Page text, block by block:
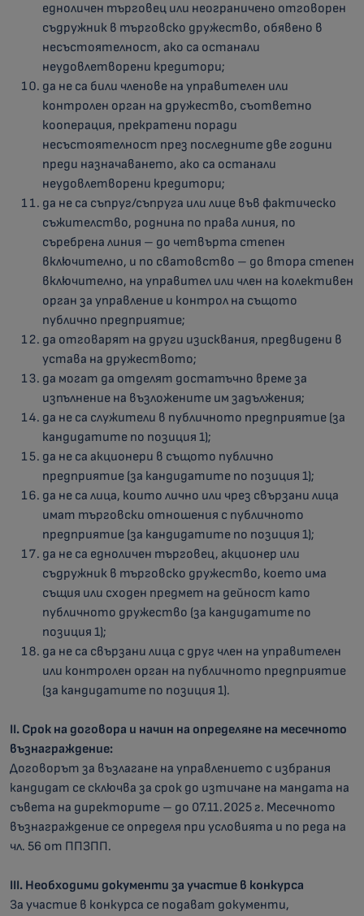
едноличен търговец или неограничено отговорен
съдружник в търговско дружество, обявено в
несъстоятелност, ако са останали
неудовлетворени кредитори;
да не са били членове на управителен или
контролен орган на дружество, съответно
кооперация, прекратени поради
несъстоятелност през последните две години
преди назначаването, ако са останали
неудовлетворени кредитори;
да не са съпруг/съпруга или лице във фактическо
съжителство, роднина по права линия, по
съребрена линия – до четвърта степен
включително, и по сватовство – до втора степен
включително, на управител или член на колективен
орган за управление и контрол на същото
публично предприятие;
да отговарят на други изисквания, предвидени в
устава на дружеството;
да могат да отделят достатъчно време за
изпълнение на възложените им задължения;
да не са служители в публичното предприятие (за
кандидатите по позиция 1);
да не са акционери в същото публично
предприятие (за кандидатите по позиция 1);
да не са лица, които лично или чрез свързани лица
имат търговски отношения с публичното
предприятие (за кандидатите по позиция 1);
да не са едноличен търговец, акционер или
съдружник в търговско дружество, което има
същия или сходен предмет на дейност като
публичното дружество (за кандидатите по
позиция 1);
да не са свързани лица с друг член на управителен
или контролен орган на публичното предприятие
(за кандидатите по позиция 1).
II. Срок на договора и начин на определяне на месечното
възнаграждение:
Договорът за възлагане на управлението с избрания
кандидат се сключва за срок до изтичане на мандата на
съвета на директорите – до 07.11.2025 г. Месечното
възнаграждение се определя при условията и по реда на
чл. 56 от ППЗПП.
III. Необходими документи за участие в конкурса
За участие в конкурса се подават документи,